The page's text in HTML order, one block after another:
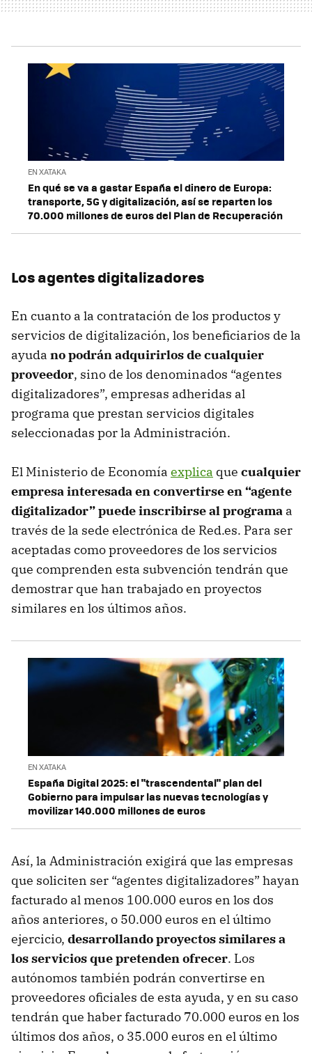
EN XATAKA
En qué se va a gastar España el dinero de Europa:
transporte, 5G y digitalización, así se reparten los
70.000 millones de euros del Plan de Recuperación
Los agentes digitalizadores
En cuanto a la contratación de los productos y
servicios de digitalización, los beneficiarios de la
ayuda no podrán adquirirlos de cualquier
proveedor, sino de los denominados “agentes
digitalizadores”, empresas adheridas al
programa que prestan servicios digitales
seleccionadas por la Administración.
El Ministerio de Economía explica que cualquier
empresa interesada en convertirse en “agente
digitalizador” puede inscribirse al programa a
través de la sede electrónica de Red.es. Para ser
aceptadas como proveedores de los servicios
que comprenden esta subvención tendrán que
demostrar que han trabajado en proyectos
similares en los últimos años.
EN XATAKA
España Digital 2025: el "trascendental" plan del
Gobierno para impulsar las nuevas tecnologías y
movilizar 140.000 millones de euros
Así, la Administración exigirá que las empresas
que soliciten ser “agentes digitalizadores” hayan
facturado al menos 100.000 euros en los dos
años anteriores, o 50.000 euros en el último
ejercicio, desarrollando proyectos similares a
los servicios que pretenden ofrecer. Los
autónomos también podrán convertirse en
proveedores oficiales de esta ayuda, y en su caso
tendrán que haber facturado 70.000 euros en los
últimos dos años, o 35.000 euros en el último